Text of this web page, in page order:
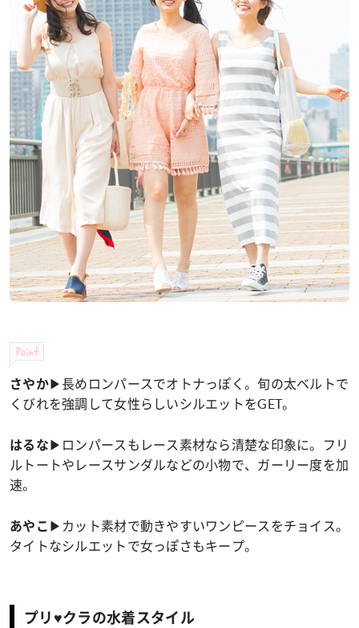
Point
さやか▶長めロンパースでオトナっぽく。旬の太ベルトで
くびれを強調して女性らしいシルエットをGET。
はるな▶ロンパースもレース素材なら清楚な印象に。フリ
ルトートやレースサンダルなどの小物で、ガーリー度を加
速。
あやこ ▶カット素材で動きやすいワンピースをチョイス。
タイトなシルエットで女っぽさもキープ。
プリ♥クラの水着スタイル